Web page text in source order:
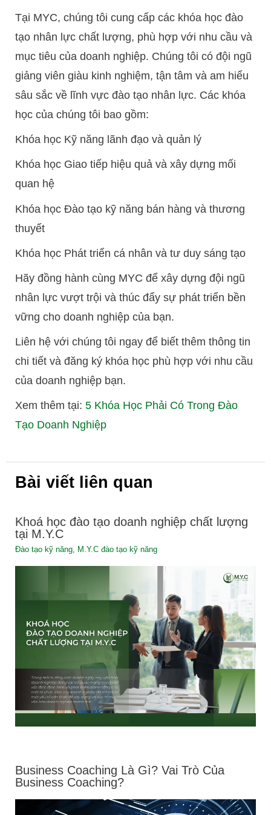
Tại MYC, chúng tôi cung cấp các khóa học đào
tạo nhân lực chất lượng, phù hợp với nhu cầu và
mục tiêu của doanh nghiệp. Chúng tôi có đội ngũ
giảng viên giàu kinh nghiệm, tận tâm và am hiểu
sâu sắc về lĩnh vực đào tạo nhân lực. Các khóa
học của chúng tôi bao gồm:
Khóa học Kỹ năng lãnh đạo và quản lý
Khóa học Giao tiếp hiệu quả và xây dựng mối
quan hệ
Khóa học Đào tạo kỹ năng bán hàng và thương
thuyết
Khóa học Phát triển cá nhân và tư duy sáng tạo
Hãy đồng hành cùng MYC để xây dựng đội ngũ
nhân lực vượt trội và thúc đẩy sự phát triển bền
vững cho doanh nghiệp của bạn.
Liên hệ với chúng tôi ngay để biết thêm thông tin
chi tiết và đăng ký khóa học phù hợp với nhu cầu
của doanh nghiệp bạn.
Xem thêm tại: 5 Khóa Học Phải Có Trong Đào
Tạo Doanh Nghiệp
Bài viết liên quan
Khoá học đào tạo doanh nghiệp chất lượng
tại M.Y.C
Đào tạo kỹ năng, M.Y.C đào tạo kỹ năng
Business Coaching Là Gì? Vai Trò Của
Business Coaching?